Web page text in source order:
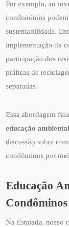
Por exemplo, ao
condomínios
sustentabilidade.
implementação da
participação dos
práticas de
separadas.
Essa abordagem
educação ambiental
discussão sobre
condôminos por
Educação
Condôminos
Na Estaiada, nosso